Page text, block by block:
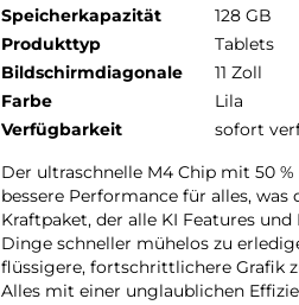
Speicherkapazität
128 GB
Produkttyp
Tablets
Bildschirmdiagonale
11 Zoll
Farbe
Lila
Verfügbarkeit
sofort
Der ultraschnelle M4 Chip mit 50
bessere Performance für alles,
Kraftpaket, der alle KI Features
Dinge schneller mühelos zu
flüssigere, fortschrittlichere Grafik
Alles mit einer unglaublichen